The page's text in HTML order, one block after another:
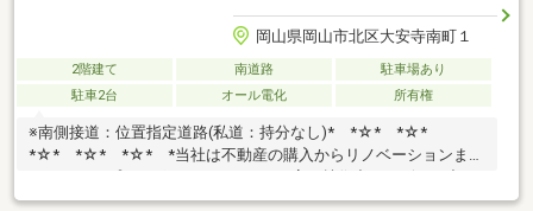
岡山県岡山市北区大安寺南町１
2階建て 南道路
駐車場あり
駐車2台
オール電化 所有権
※南側接道：位置指定道路(私道：持分なし)* *☆* *☆*
*☆* *☆* *☆* *当社は不動産の購入からリノベーションまで
失敗しないリフォームを実現。中古物件をリノベ・リフォームで